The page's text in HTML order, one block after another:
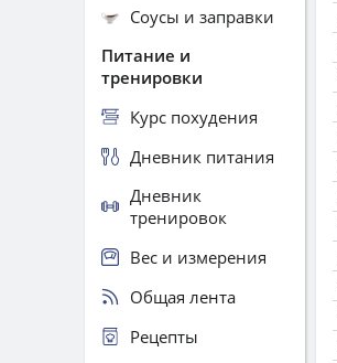
Соусы и заправки
Питание и
тренировки
Курс похудения
Дневник питания
Дневник
тренировок
Вес и измерения
Общая лента
Рецепты